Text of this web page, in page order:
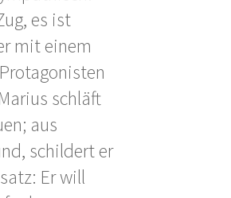
es ist
mit einem
schläft
aus
schildert er
Er will